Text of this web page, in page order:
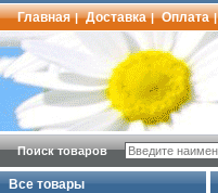
Главная | Доставка | Оплата |
Поиск товаров
Все товары